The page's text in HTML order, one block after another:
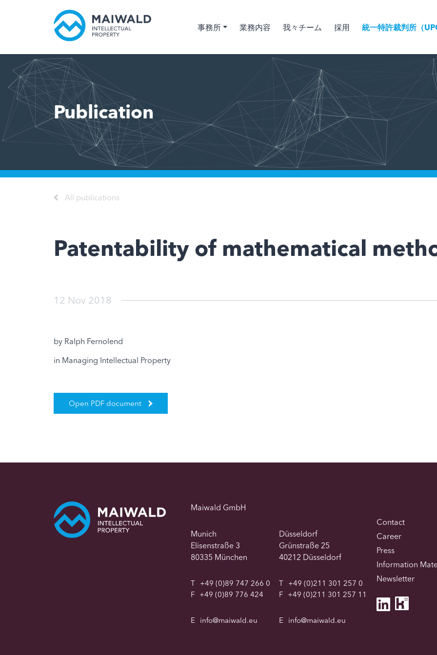
事務所 業務内容 我々チーム 採用 統一特許裁判所（
Publication
All publications
Patentability of mathematical
12 Nov 2018
by Ralph Fernolend
in Managing Intellectual Property
Open PDF document
Maiwald GmbH
Munich
Elisenstraße 3
80335 München
T +49 (0)89 747 266 0
F +49 (0)89 776 424
E info@maiwald.eu
Düsseldorf
Grünstraße 25
40212 Düsseldorf
T
+49 (0)211 301 257 0
F
+49 (0)211 301 257 11
E info@maiwald.eu
Contact
Career
Press
Information
Newsletter